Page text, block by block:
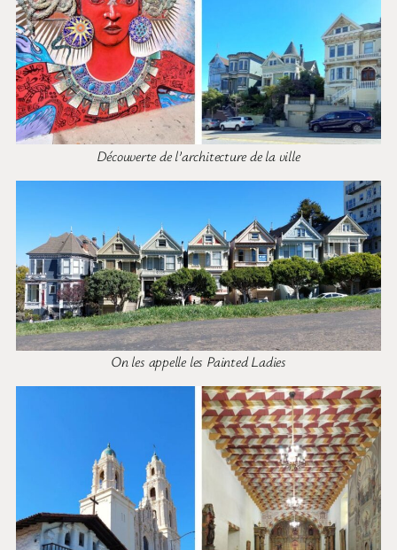
Découverte de l’architecture de la ville
On les appelle les Painted Ladies